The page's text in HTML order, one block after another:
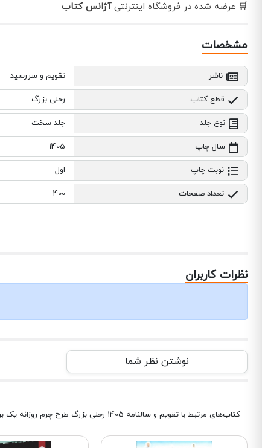
🛒 عرضه شده در فروشگاه اینترنتیآژانس کتاب
مشخصات
ناشر تقویم و سررسید
قطع کتاب رحلی بزرگ
نوع جلد جلد سخت
سال چاپ 1405
نوبت چاپ اول
تعداد صفحات 400
نظرات کاربران
نوشتن نظر شما
کتاب‌های مرتبط با تقویم و سالنامه 1405 رحلی بزرگ طرح چرم روزانه یک برگ